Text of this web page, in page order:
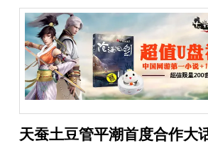
天蚕土豆管平潮首度合作大